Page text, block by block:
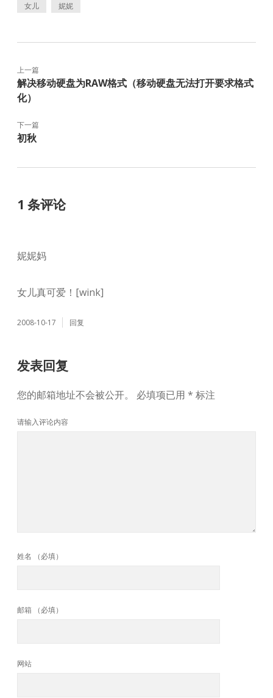
女儿 妮妮
上一篇
解决移动硬盘为RAW格式（移动硬盘无法打开要求格式
化）
下一篇
初秋
1 条评论
妮妮妈
女儿真可爱！[wink]
2008-10-17 回复
发表回复
您的邮箱地址不会被公开。 必填项已用 * 标注
请输入评论内容
姓名 （必填）
邮箱 （必填）
网站